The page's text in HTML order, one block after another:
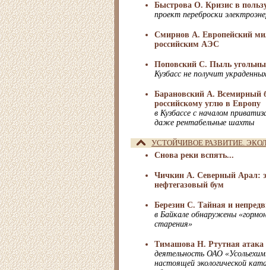
Быстрова О. Кризис в
проект переброски
Смирнов А. Европейский
российским АЭС
Поповский С. Пыль
Кузбасс не получит
Барановский А. Всемирный
российскому углю в Европу
в Кузбассе с началом
даже рентабельные шахты
УСТОЙЧИВОЕ РАЗВИТИЕ.
Снова реки вспять...
Чичкин А. Северный Арал:
нефтегазовый бум
Березин С. Тайная и
в Байкале обнаружены
старения»
Тимашова Н. Ртутная атака
деятельность ОАО
настоящей экологической